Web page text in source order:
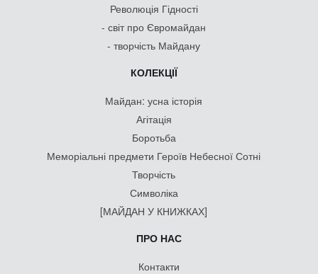
Революція Гідності
- світ про Євромайдан
- творчість Майдану
КОЛЕКЦІЇ
Майдан: усна історія
Агітація
Боротьба
Меморіальні предмети Героїв Небесної Сотні
Творчість
Символіка
[МАЙДАН У КНИЖКАХ]
ПРО НАС
Контакти